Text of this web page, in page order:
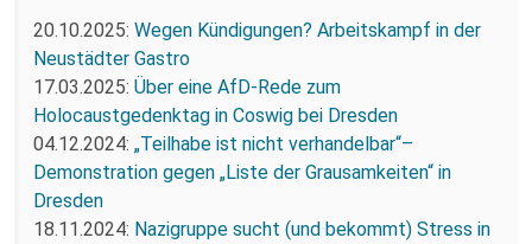
20.10.2025: Wegen Kündigungen? Arbeitskampf in der
Neustädter Gastro
17.03.2025: Über eine AfD-Rede zum
Holocaustgedenktag in Coswig bei Dresden
04.12.2024: „Teilhabe ist nicht verhandelbar“–
Demonstration gegen „Liste der Grausamkeiten“ in
Dresden
18.11.2024: Nazigruppe sucht (und bekommt) Stress in